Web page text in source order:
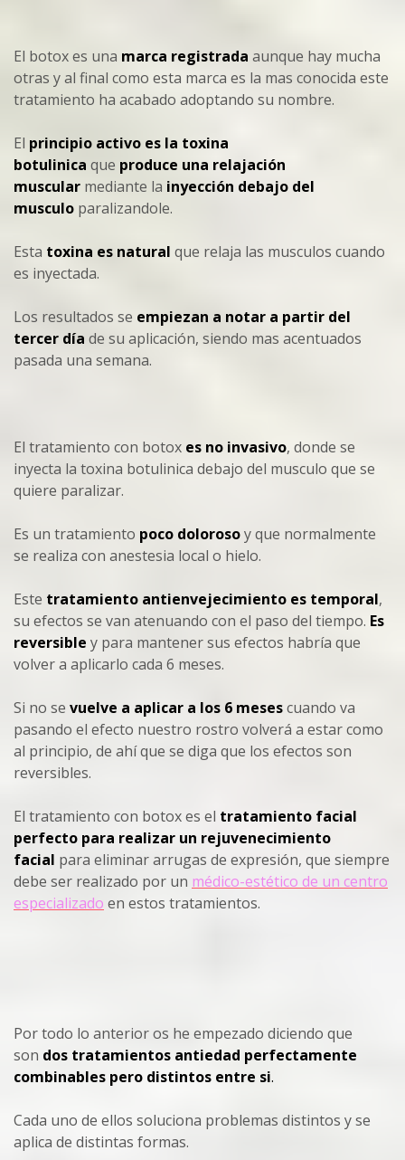
El botox es una marca registrada aunque hay mucha
otras y al final como esta marca es la mas conocida este
tratamiento ha acabado adoptando su nombre.
El principio activo es la toxina
botulinica que produce una relajación
muscular mediante la inyección debajo del
musculo paralizandole.
Esta toxina es natural que relaja las musculos cuando
es inyectada.
Los resultados se empiezan a notar a partir del
tercer día de su aplicación, siendo mas acentuados
pasada una semana.
El tratamiento con botox es no invasivo, donde se
inyecta la toxina botulinica debajo del musculo que se
quiere paralizar.
Es un tratamiento poco dolorosoy que normalmente
se realiza con anestesia local o hielo.
Este tratamiento antienvejecimiento es temporal,
su efectos se van atenuando con el paso del tiempo. Es
reversible y para mantener sus efectos habría que
volver a aplicarlo cada 6 meses.
Si no se vuelve a aplicar a los 6 mesescuando va
pasando el efecto nuestro rostro volverá a estar como
al principio, de ahí que se diga que los efectos son
reversibles.
El tratamiento con botox es el tratamiento facial
perfecto para realizar un rejuvenecimiento
facial para eliminar arrugas de expresión, que siempre
debe ser realizado por un médico-estético de un centro
especializado en estos tratamientos.
Por todo lo anterior os he empezado diciendo que
son dos tratamientos antiedad perfectamente
combinables pero distintos entre si.
Cada uno de ellos soluciona problemas distintos y se
aplica de distintas formas.